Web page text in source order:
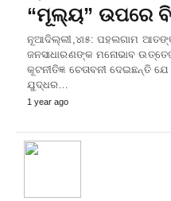
“ମୂଲ୍ୟ” ଉପରେ
ନୂଆଦିଲ୍ଲୀ,୪ା୫: ପହଲଗାମ
ଜନସାଧାରଣଙ୍କ ମନୋଭାବ
କୂଟନୀତିଜ୍ଞ ଚେତାବନୀ ଦେଇଛନ୍ତି
ଯୁଦ୍ଧର…
1 year ago